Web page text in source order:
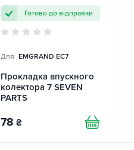
Готово до відправки
Для EMGRAND EC7
Прокладка впускного
колектора 7 SEVEN
PARTS
78 ₴